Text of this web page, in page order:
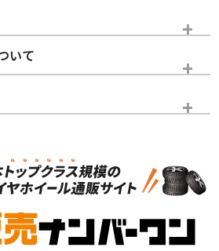
観により判断しておりますので、あら
めご了承ください。
S
新車外し品（新古
付き
いて
ールセット